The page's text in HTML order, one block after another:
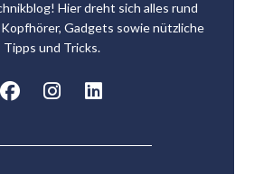
Hier dreht sich alles rund
Gadgets sowie nützliche
Tipps und Tricks.